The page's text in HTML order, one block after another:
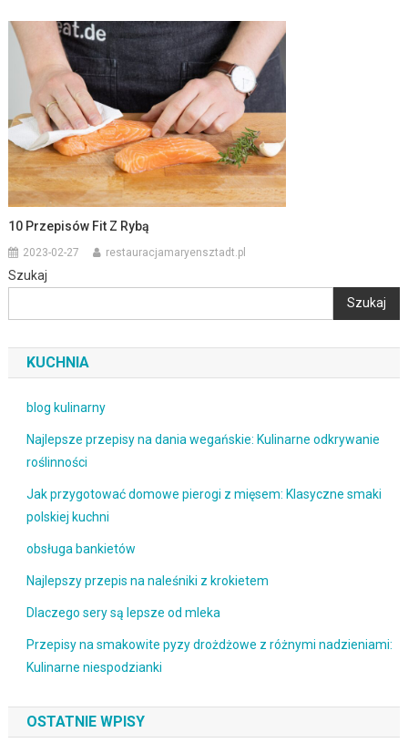
10 Przepisów Fit Z Rybą
2023-02-27 restauracjamaryensztadt.pl
Szukaj
Szukaj
KUCHNIA
blog kulinarny
Najlepsze przepisy na dania wegańskie: Kulinarne odkrywanie
roślinności
Jak przygotować domowe pierogi z mięsem: Klasyczne smaki
polskiej kuchni
obsługa bankietów
Najlepszy przepis na naleśniki z krokietem
Dlaczego sery są lepsze od mleka
Przepisy na smakowite pyzy drożdżowe z różnymi nadzieniami:
Kulinarne niespodzianki
OSTATNIE WPISY